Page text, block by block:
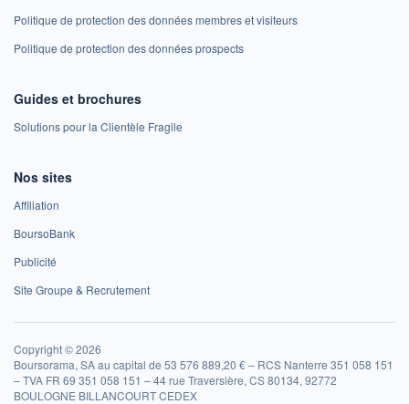
Politique de protection des données membres et visiteurs
Politique de protection des données prospects
Guides et brochures
Solutions pour la Clientèle Fragile
Nos sites
Affiliation
BoursoBank
Publicité
Site Groupe & Recrutement
Copyright © 2026
Boursorama, SA au capital de 53 576 889,20 € – RCS Nanterre 351 058 151
– TVA FR 69 351 058 151 – 44 rue Traversière, CS 80134, 92772
BOULOGNE BILLANCOURT CEDEX